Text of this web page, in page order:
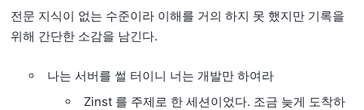
전문 지식이 없는 수준이라 이해를 거의 하지 못 했지만 기록을
위해 간단한 소감을 남긴다.
나는 서버를 썰 터이니 너는 개발만 하여라
Zinst 를 주제로 한 세션이었다. 조금 늦게 도착하